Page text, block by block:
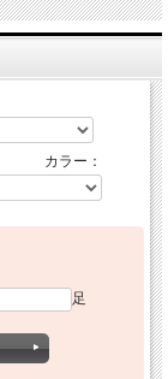
カラー：
足